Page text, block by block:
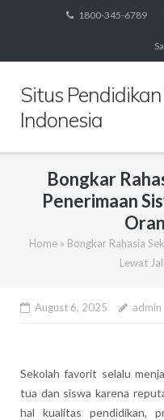
1800-345-6789
Situs
Indonesia
Bongkar
Penerimaan
Home » Bongkar Rahasia
Lewat
August 6, 2025 admin
Sekolah favorit selalu
tua dan siswa karena
hal kualitas pendidikan,